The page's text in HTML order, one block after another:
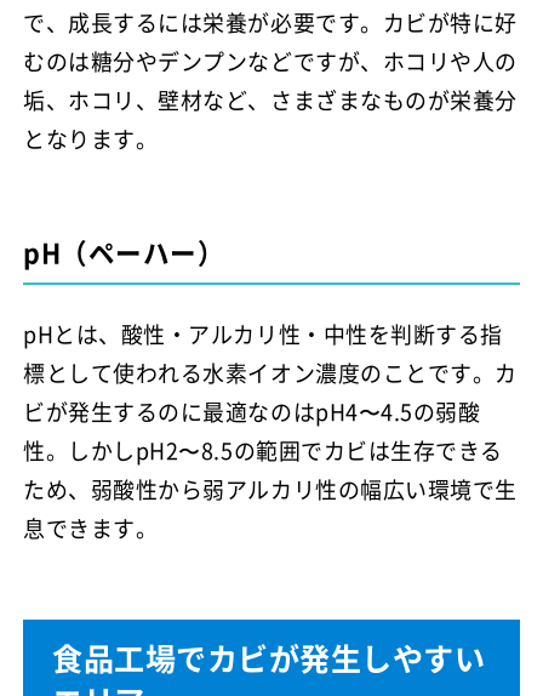
で、成長するには栄養が必要です。カビが特に好
むのは糖分やデンプンなどですが、ホコリや人の
垢、ホコリ、壁材など、さまざまなものが栄養分
となります。
pH（ペーハー）
pHとは、酸性・アルカリ性・中性を判断する指
標として使われる水素イオン濃度のことです。カ
ビが発生するのに最適なのはpH4〜4.5の弱酸
性。しかしpH2〜8.5の範囲でカビは生存できる
ため、弱酸性から弱アルカリ性の幅広い環境で生
息できます。
食品工場でカビが発生しやすい